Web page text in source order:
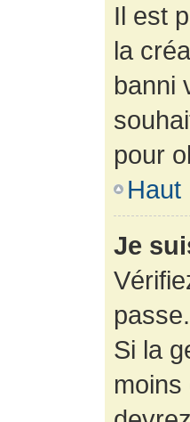
Il est
la
banni
pour
Haut
Je
Si la
moins